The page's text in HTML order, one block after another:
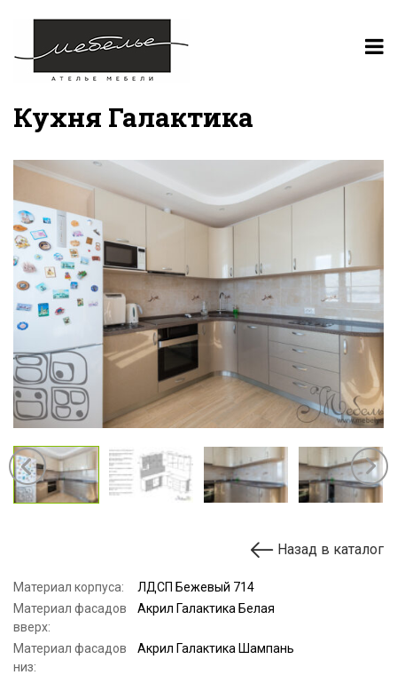
Кухня Галактика
Назад в каталог
Материал корпуса:
ЛДСП Бежевый 714
Материал фасадов
вверх:
Акрил Галактика Белая
Материал фасадов
низ:
Акрил Галактика Шампань